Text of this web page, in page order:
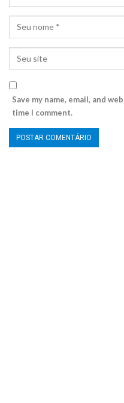
Save my name, email, and
time I comment.